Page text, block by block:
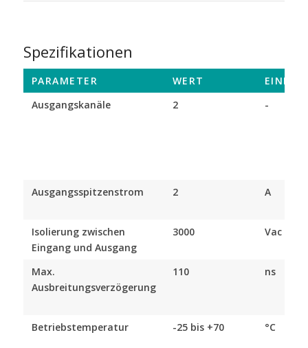
Spezifikationen
PARAMETER WERT
Ausgangskanäle
2 -
Ausgangsspitzenstrom 2 A
Isolierung zwischen
Eingang und Ausgang
3000 Vac
Max.
Ausbreitungsverzögerung
110 ns
Betriebstemperatur -25 bis +70 °C